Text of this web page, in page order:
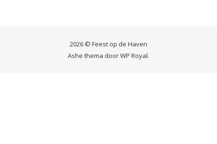
2026 © Feest op de Haven
Ashe thema doorWP Royal.